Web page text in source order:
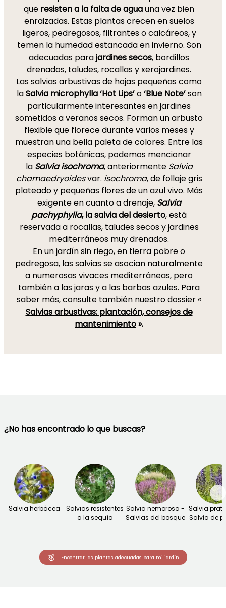
que resisten a la falta de aguauna vez bien
enraizadas. Estas plantas crecen en suelos
ligeros, pedregosos, filtrantes o calcáreos, y
temen la humedad estancada en invierno. Son
adecuadas parajardines secos, bordillos
drenados, taludes, rocallas y xerojardines.
Las salvias arbustivas de hojas pequeñas como
laSalvia microphylla ‘Hot Lips’o‘Blue Note’son
particularmente interesantes en jardines
sometidos a veranos secos. Forman un arbusto
flexible que florece durante varios meses y
muestran una bella paleta de colores. Entre las
especies botánicas, podemos mencionar
la Salvia isochroma, anteriormente Salvia
chamaedryoidesvar. isochroma, de follaje gris
plateado y pequeñas flores de un azul vivo. Más
exigente en cuanto a drenaje, Salvia
pachyphylla, la salvia del desierto, está
reservada a rocallas, taludes secos y jardines
mediterráneos muy drenados.
En un jardín sin riego, en tierra pobre o
pedregosa, las salvias se asocian naturalmente
a numerosasvivaces mediterráneas, pero
también a lasjarasy a las barbas azules. Para
saber más, consulte también nuestro dossier «
Salvias arbustivas: plantación, consejos de
mantenimiento».
¿No has encontrado lo que buscas?
Salvia herbácea
Salvias resistentes
a la sequía
Salvia nemorosa -
Salvias del bosque
Salvia
Salvia de
→
Encontrar las plantas adecuadas para mi jardín